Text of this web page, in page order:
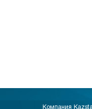
Компания